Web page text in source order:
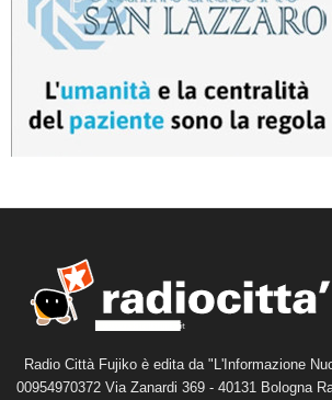
Radio Città Fujiko è edita da "L'Informazione
00954970372 Via Zanardi 369 - 40131 Bologna